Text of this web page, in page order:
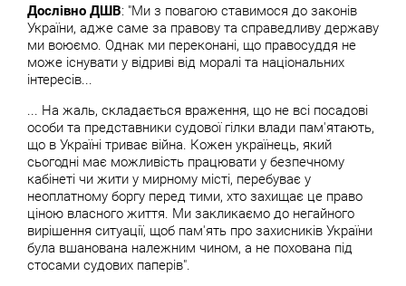
Дослівно ДШВ: "Ми з повагою ставимося до законів
України, адже саме за правову та справедливу державу
ми воюємо. Однак ми переконані, що правосуддя не
може існувати у відриві від моралі та національних
інтересів...
... ​На жаль, складається враження, що не всі посадові
особи та представники судової гілки влади пам'ятають,
що в Україні триває війна. Кожен українець, який
сьогодні має можливість працювати у безпечному
кабінеті чи жити у мирному місті, перебуває у
неоплатному боргу перед тими, хто захищає це право
ціною власного життя. Ми закликаємо до негайного
вирішення ситуації, щоб пам'ять про захисників України
була вшанована належним чином, а не похована під
стосами судових паперів".